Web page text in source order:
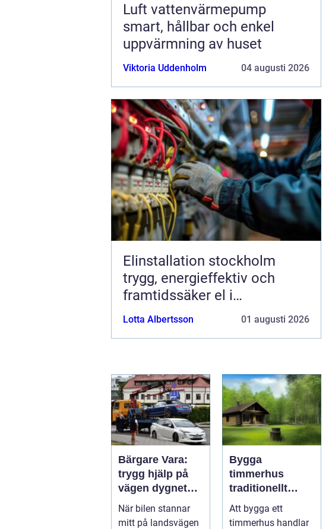
Luft vattenvärmepump
smart, hållbar och enkel
uppvärmning av huset
Viktoria Uddenholm 04 augusti 2026
Elinstallation stockholm
trygg, energieffektiv och
framtidssäker el i
företagslokaler
Lotta Albertsson 01 augusti 2026
Bärgare Vara:
trygg hjälp på
vägen dygnet
runt
När bilen stannar
mitt på landsvägen
Bygga
timmerhus
traditionellt
hantverk för
moderna behov
Att bygga ett
timmerhus handlar